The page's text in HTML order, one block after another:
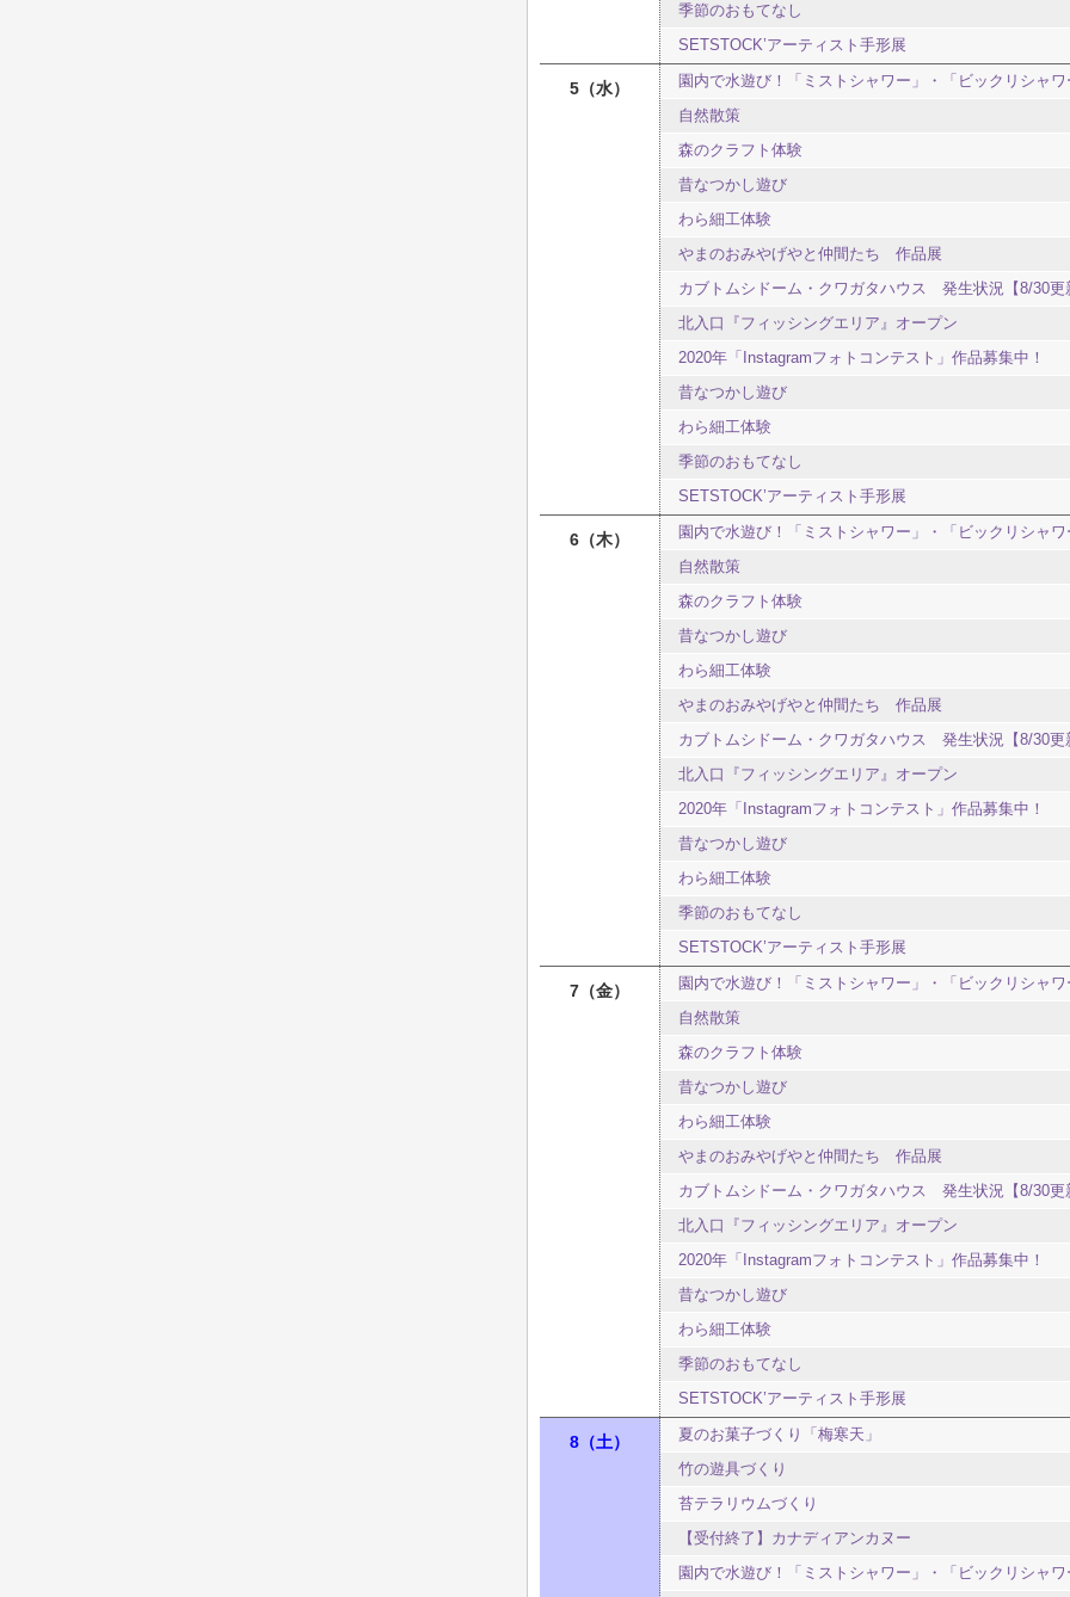
季節のおもてなし
SETSTOCK’アーティスト手形展
5 水
園内で水遊び！「ミストシャワー」・「ビックリシャワ
自然散策
森のクラフト体験
昔なつかし遊び
わら細工体験
やまのおみやげやと仲間たち 作品展
カブトムシドーム・クワガタハウス 発生状況【8/30更
北入口『フィッシングエリア』オープン
2020年「Instagramフォトコンテスト」作品募集中！
昔なつかし遊び
わら細工体験
季節のおもてなし
SETSTOCK’アーティスト手形展
6 木
園内で水遊び！「ミストシャワー」・「ビックリシャワ
自然散策
森のクラフト体験
昔なつかし遊び
わら細工体験
やまのおみやげやと仲間たち 作品展
カブトムシドーム・クワガタハウス 発生状況【8/30更
北入口『フィッシングエリア』オープン
2020年「Instagramフォトコンテスト」作品募集中！
昔なつかし遊び
わら細工体験
季節のおもてなし
SETSTOCK’アーティスト手形展
7 金
園内で水遊び！「ミストシャワー」・「ビックリシャワ
自然散策
森のクラフト体験
昔なつかし遊び
わら細工体験
やまのおみやげやと仲間たち 作品展
カブトムシドーム・クワガタハウス 発生状況【8/30更
北入口『フィッシングエリア』オープン
2020年「Instagramフォトコンテスト」作品募集中！
昔なつかし遊び
わら細工体験
季節のおもてなし
SETSTOCK’アーティスト手形展
8 土
夏のお菓子づくり「梅寒天」
竹の遊具づくり
苔テラリウムづくり
【受付終了】カナディアンカヌー
園内で水遊び！「ミストシャワー」・「ビックリシャワ